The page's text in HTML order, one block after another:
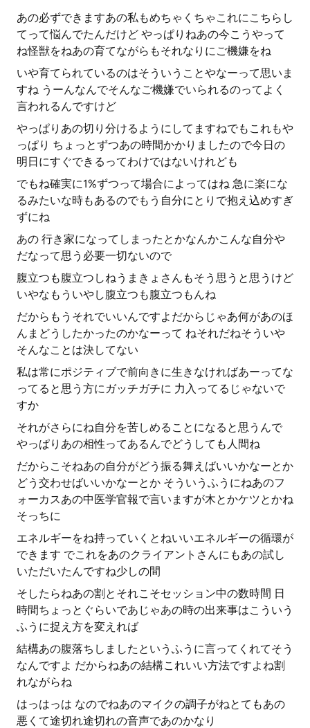
あの必ずできますあの私もめちゃくちゃこれにこちらし
てって悩んでたんだけど やっぱりねあの今こうやって
ね怪獣をねあの育てながらもそれなりにご機嫌をね
いや育てられているのはそういうことやなーって思いま
すね うーんなんでそんなご機嫌でいられるのってよく
言われるんですけど
やっぱりあの切り分けるようにしてますねでもこれもや
っぱり ちょっとずつあの時間かかりましたので今日の
明日にすぐできるってわけではないけれども
でもね確実に1%ずつって場合によってはね 急に楽にな
るみたいな時もあるのでもう自分にとりで抱え込めすぎ
ずにね
あの 行き家になってしまったとかなんかこんな自分や
だなって思う必要一切ないので
腹立つも腹立つしねうまきょさんもそう思うと思うけど
いやなもういやし腹立つも腹立つもんね
だからもうそれでいいんですよだからじゃあ何があのほ
んまどうしたかったのかなーって ねそれだねそういや
そんなことは決してない
私は常にポジティブで前向きに生きなければあーってな
ってると思う方にガッチガチに 力入ってるじゃないで
すか
それがさらにね自分を苦しめることになると思うんで
やっぱりあの相性ってあるんでどうしても人間ね
だからこそねあの自分がどう振る舞えばいいかなーとか
どう交わせばいいかなーとか そういうふうにねあのフ
ォーカスあの中医学官報で言いますが木とかケツとかね
そっちに
エネルギーをね持っていくとねいいエネルギーの循環が
できます でこれをあのクライアントさんにもあの試し
いただいたんですね少しの間
そしたらねあの割とそれこそセッション中の数時間 日
時間ちょっとぐらいであじゃあの時の出来事はこういう
ふうに捉え方を変えれば
結構あの腹落ちしましたというふうに言ってくれてそう
なんですよ だからねあの結構これいい方法ですよね割
れながらね
はっはっは なのでねあのマイクの調子がねとてもあの
悪くて途切れ途切れの音声であのかなり